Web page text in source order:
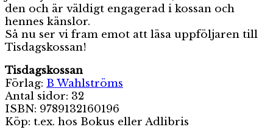
den och är väldigt engagerad i kossan och
hennes känslor.
Så nu ser vi fram emot att läsa uppföljaren till
Tisdagskossan!
Tisdagskossan
Förlag: B Wahlströms
Antal sidor: 32
ISBN: 9789132160196
Köp: t.ex. hos Bokus eller Adlibris